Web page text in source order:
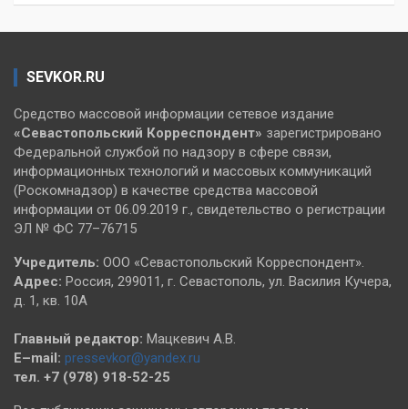
SEVKOR.RU
Средство массовой информации сетевое издание
«Севастопольский Корреспондент» зарегистрировано
Федеральной службой по надзору в сфере связи,
информационных технологий и массовых коммуникаций
(Роскомнадзор) в качестве средства массовой
информации от 06.09.2019 г., свидетельство о регистрации
ЭЛ № ФС 77–76715
Учредитель: ООО «Севастопольский Корреспондент».
Адрес: Россия, 299011, г. Севастополь, ул. Василия Кучера,
д. 1, кв. 10А
Главный редактор: Мацкевич А.В.
E–mail: pressevkor@yandex.ru
тел. +7 (978) 918-52-25